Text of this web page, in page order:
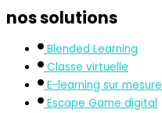
nos solutions
Blended Learning
Classe virtuelle
E-learning sur mesure
Escape Game digital